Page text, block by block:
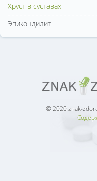
Хруст в суставах
Эпикондилит
© 2020 znak-